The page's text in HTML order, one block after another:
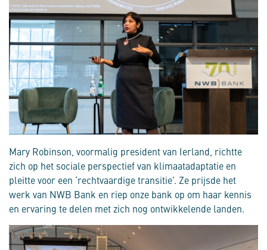
Mary Robinson, voormalig president van Ierland, richtte
zich op het sociale perspectief van klimaatadaptatie en
pleitte voor een ‘rechtvaardige transitie’. Ze prijsde het
werk van NWB Bank en riep onze bank op om haar kennis
en ervaring te delen met zich nog ontwikkelende landen.